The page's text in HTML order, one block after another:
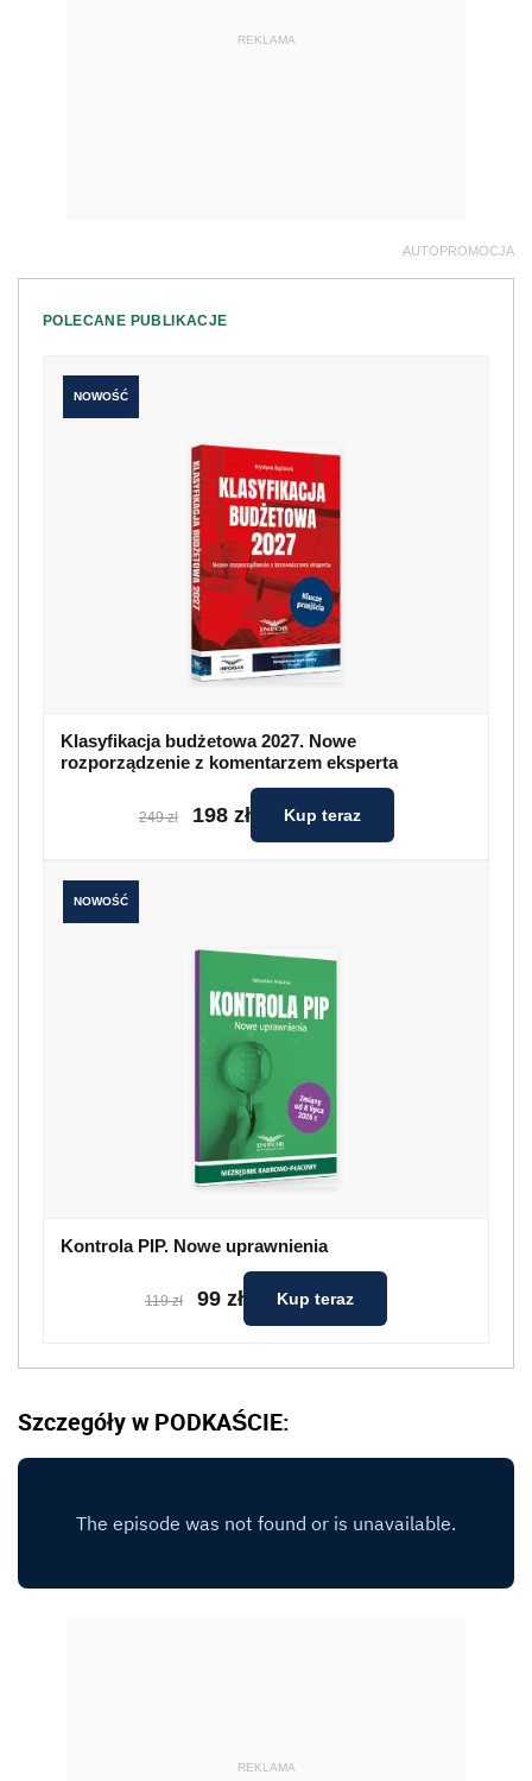
REKLAMA
AUTOPROMOCJA
POLECANE PUBLIKACJE
NOWOŚĆ
Klasyfikacja budżetowa 2027. Nowe
rozporządzenie z komentarzem eksperta
249 zł 198 zł Kup teraz
NOWOŚĆ
Kontrola PIP. Nowe uprawnienia
119 zł 99 zł Kup teraz
Szczegóły w PODKAŚCIE:
REKLAMA